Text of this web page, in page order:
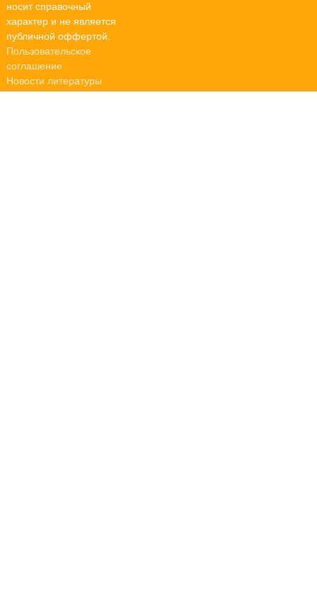
носит справочный
характер и не является
публичной оффертой.
Пользовательское
соглашение
Новости литературы